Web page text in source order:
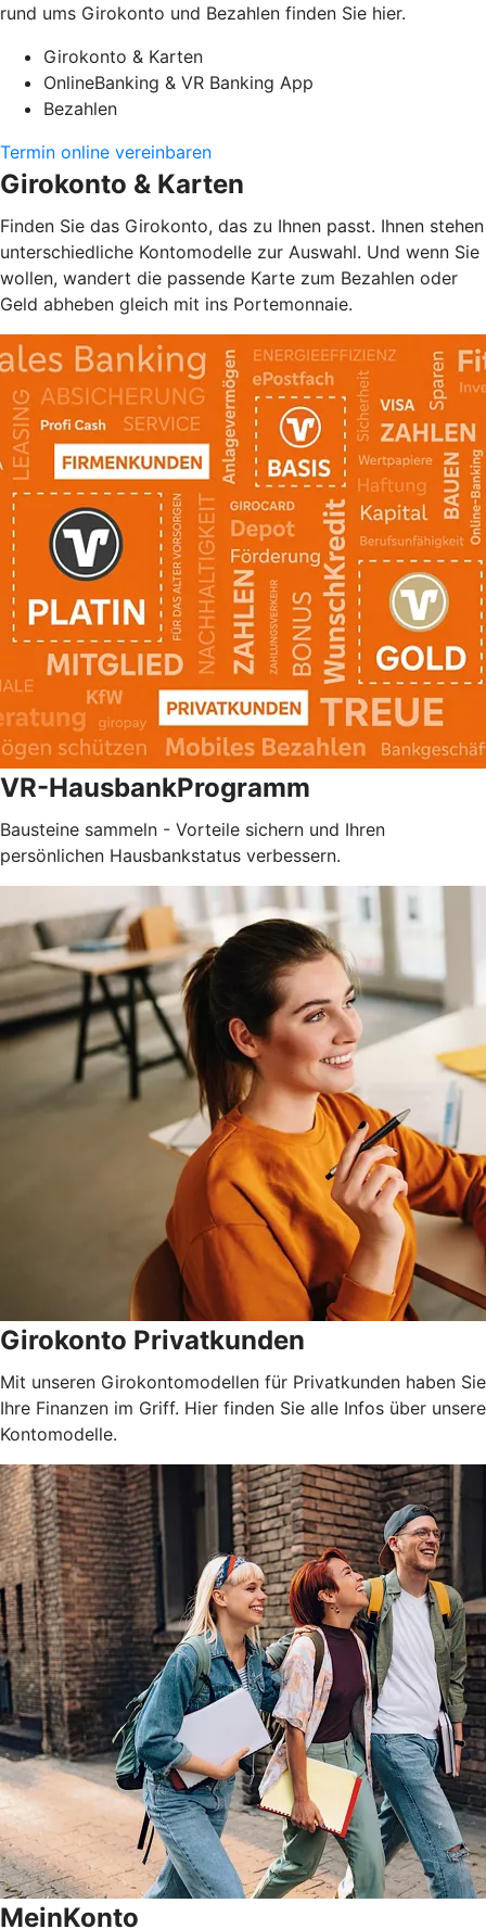
rund ums Girokonto und Bezahlen finden Sie hier.
Girokonto & Karten
OnlineBanking & VR Banking App
Bezahlen
Termin online vereinbaren
Girokonto & Karten
Finden Sie das Girokonto, das zu Ihnen passt. Ihnen stehen
unterschiedliche Kontomodelle zur Auswahl. Und wenn Sie
wollen, wandert die passende Karte zum Bezahlen oder
Geld abheben gleich mit ins Portemonnaie.
VR-HausbankProgramm
Bausteine sammeln - Vorteile sichern und Ihren
persönlichen Hausbankstatus verbessern.
Girokonto Privatkunden
Mit unseren Girokontomodellen für Privatkunden haben Sie
Ihre Finanzen im Griff. Hier finden Sie alle Infos über unsere
Kontomodelle.
MeinKonto